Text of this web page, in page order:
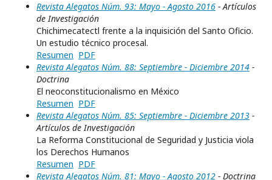
Revista Alegatos Núm. 93: Mayo - Agosto 2016 - Artículos
de Investigación
Chichimecatectl frente a la inquisición del Santo Oficio.
Un estudio técnico procesal.
Resumen PDF
Revista Alegatos Núm. 88: Septiembre - Diciembre 2014 -
Doctrina
El neoconstitucionalismo en México
Resumen PDF
Revista Alegatos Núm. 85: Septiembre - Diciembre 2013 -
Artículos de Investigación
La Reforma Constitucional de Seguridad y Justicia viola
los Derechos Humanos
Resumen PDF
Revista Alegatos Núm. 81: Mayo - Agosto 2012 - Doctrina